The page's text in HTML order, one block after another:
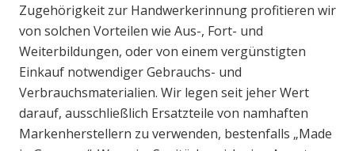
Zugehörigkeit zur Handwerkerinnung profitieren wir
von solchen Vorteilen wie Aus-, Fort- und
Weiterbildungen, oder von einem vergünstigten
Einkauf notwendiger Gebrauchs- und
Verbrauchsmaterialien. Wir legen seit jeher Wert
darauf, ausschließlich Ersatzteile von namhaften
Markenherstellern zu verwenden, bestenfalls „Made